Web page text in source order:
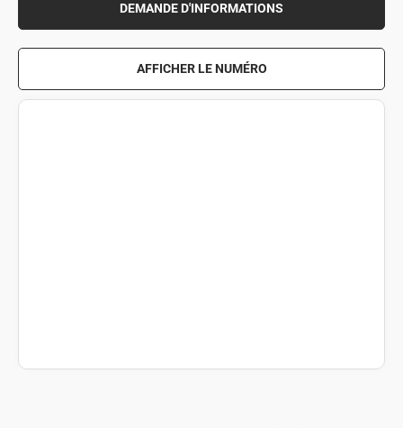
DEMANDE D'INFORMATIONS
AFFICHER LE NUMÉRO